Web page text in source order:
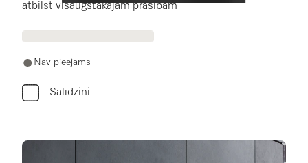
atbilst visaugstākajām prasībām
Nav pieejams
Salīdzini